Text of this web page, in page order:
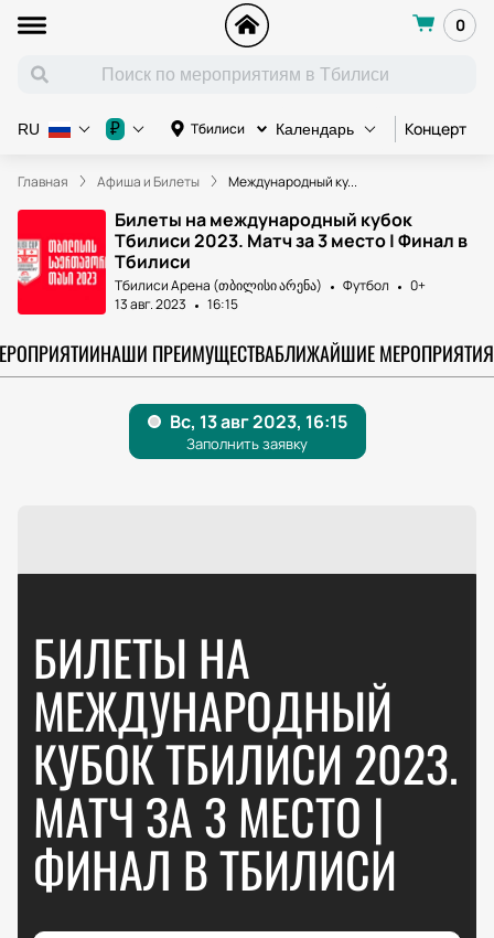
0
Тбилиси Календарь Концерт
RU ₽
Главная Афиша и Билеты Международный ку...
Билеты на международный кубок
Тбилиси 2023. Матч за 3 место | Финал в
Тбилиси
Тбилиси Арена (თბილისი არენა) Футбол
0+
13 авг. 2023
16:15
НАШИ ПРЕИМУЩЕСТВАБЛИЖАЙШИЕ МЕРОПРИЯТИЯ
БИЛЕТЫ НА
МЕЖДУНАРОДНЫЙ
КУБОК ТБИЛИСИ 2023.
МАТЧ ЗА 3 МЕСТО |
ФИНАЛ В ТБИЛИСИ